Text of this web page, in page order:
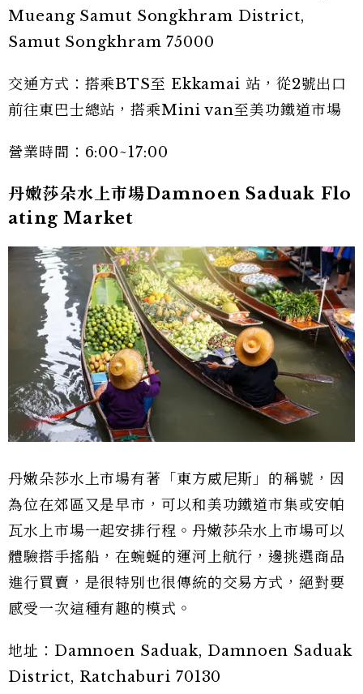
Mueang Samut Songkhram District,
Samut Songkhram 75000
交通方式：搭乘BTS至 Ekkamai 站，從2號出口
前往東巴士總站，搭乘Mini van至美功鐵道市場
營業時間：6:00~17:00
丹嫩莎朵水上市場Damnoen Saduak Flo
ating Market
丹嫩朵莎水上市場有著「東方威尼斯」的稱號，因
為位在郊區又是早市，可以和美功鐵道市集或安帕
瓦水上市場一起安排行程。丹嫩莎朵水上市場可以
體驗搭手搖船，在蜿蜒的運河上航行，邊挑選商品
進行買賣，是很特別也很傳統的交易方式，絕對要
感受一次這種有趣的模式。
地址：Damnoen Saduak, Damnoen Saduak
District, Ratchaburi 70130